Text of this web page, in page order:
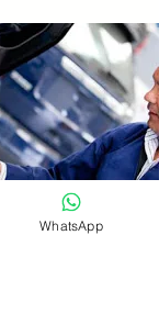
WhatsApp